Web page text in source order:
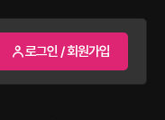
로그인 / 회원가입